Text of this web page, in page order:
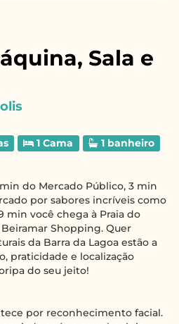
Sala e
1 Cama 1 banheiro
min do Mercado Público, 3 min
por sabores incríveis como
min você chega à Praia do
Shopping. Quer
da Barra da Lagoa estão a
praticidade e localização
do seu jeito!
por reconhecimento facial.